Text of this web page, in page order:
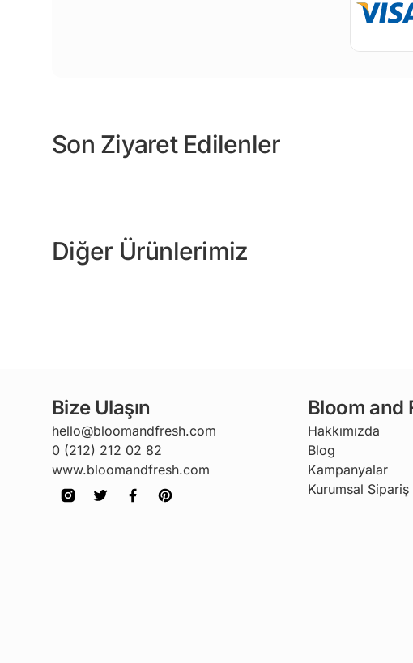
Son Ziyaret Edilenler
Diğer Ürünlerimiz
Bize Ulaşın
hello@bloomandfresh.com
0 (212) 212 02 82
www.bloomandfresh.com
Bloom and
Hakkımızda
Blog
Kampanyalar
Kurumsal Sipariş